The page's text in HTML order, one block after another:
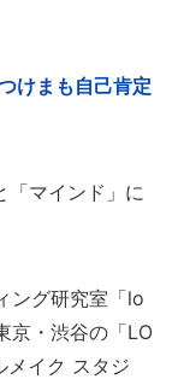
けまも自己肯定
マインド」に
ング研究室「lo
京・渋谷の「LO
メイク スタジ